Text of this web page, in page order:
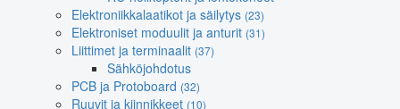
Elektroniikkalaatikot ja säilytys (23)
Elektroniset moduulit ja anturit (31)
Liittimet ja terminaalit (37)
Sähköjohdotus
PCB ja Protoboard (32)
Ruuvit ja kiinnikkeet (10)